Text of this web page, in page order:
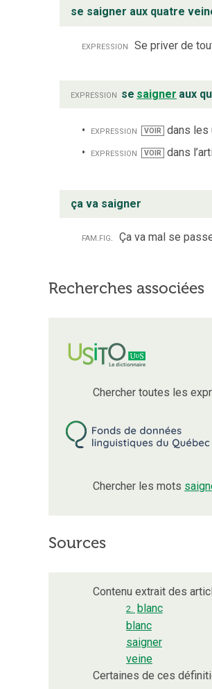
se saigner aux quatre
expression Se priver de
expression se saigner aux
expression VOIR dans les
expression
VOIR dans
ça va saigner
fam.fig. Ça va mal se
Recherches associées
Chercher toutes les
Chercher les mots
Sources
Contenu extrait des
2. blanc
blanc
saigner
veine
Certaines de ces